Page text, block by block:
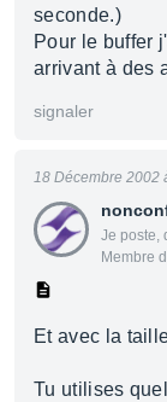
seconde.)
Pour le buffer
arrivant à des
signaler
Je poste,
Membre
18 Décembre 2002
Et avec la
Tu utilises